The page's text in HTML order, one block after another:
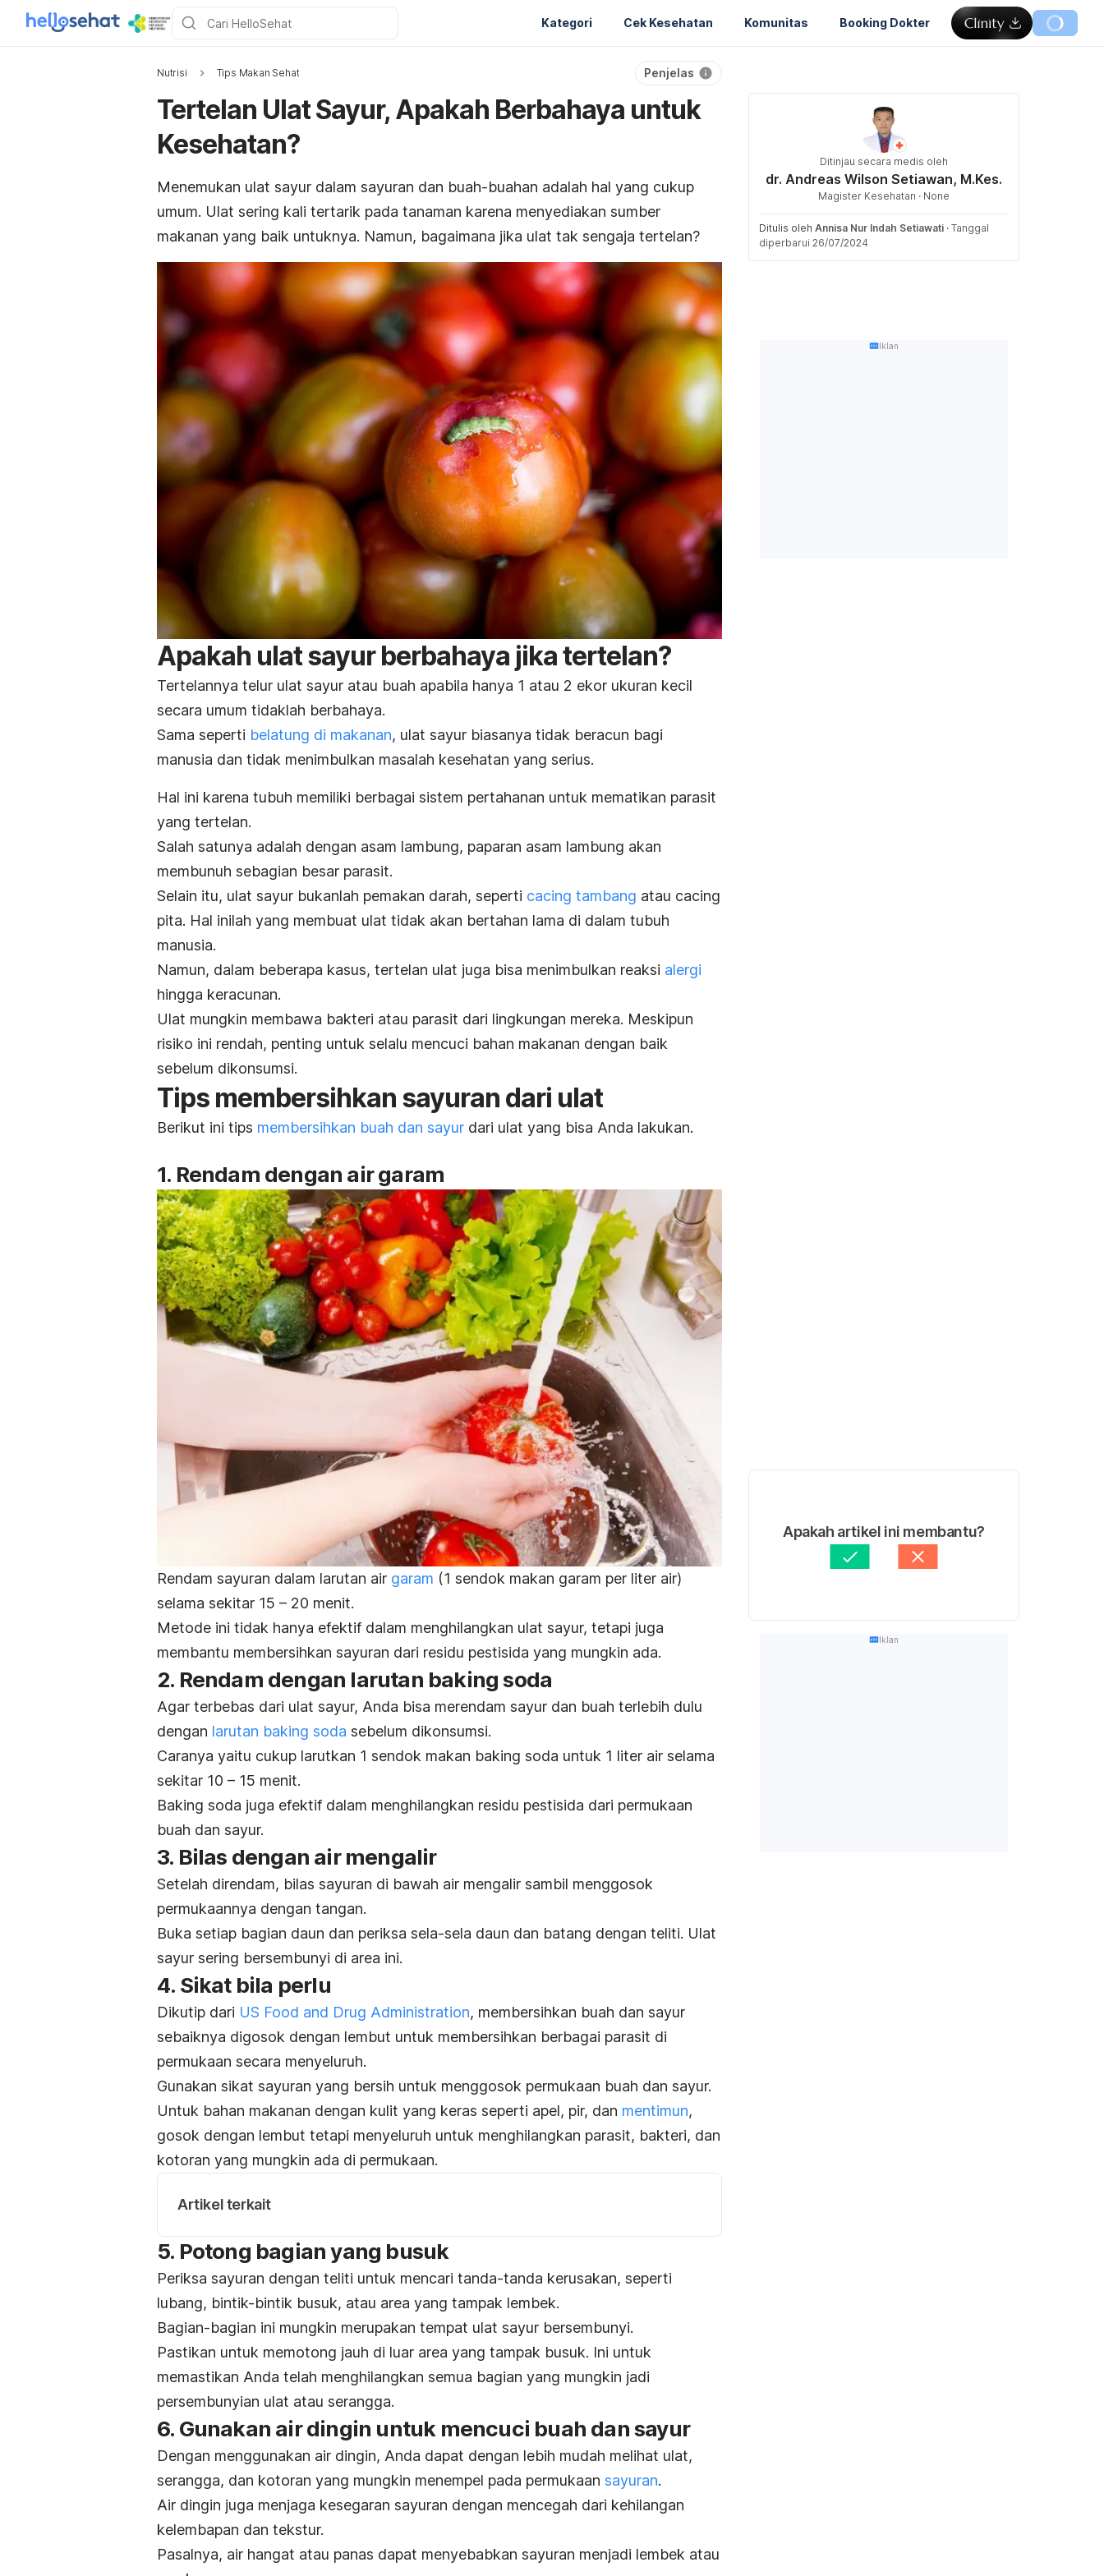
Kategori Cek Kesehatan Komunitas Booking Dokter
Nutrisi Tips Makan Sehat Penjelas
Tertelan Ulat Sayur, Apakah Berbahaya untuk
Kesehatan?
Menemukan ulat sayur dalam sayuran dan buah-buahan adalah hal yang cukup
umum. Ulat sering kali tertarik pada tanaman karena menyediakan sumber
makanan yang baik untuknya. Namun, bagaimana jika ulat tak sengaja tertelan?
Apakah ulat sayur berbahaya jika tertelan?
Tertelannya telur ulat sayur atau buah apabila hanya 1 atau 2 ekor ukuran kecil
secara umum tidaklah berbahaya.
Sama seperti belatung di makanan, ulat sayur biasanya tidak beracun bagi
manusia dan tidak menimbulkan masalah kesehatan yang serius.
Hal ini karena tubuh memiliki berbagai sistem pertahanan untuk mematikan parasit
yang tertelan.
Salah satunya adalah dengan asam lambung, paparan asam lambung akan
membunuh sebagian besar parasit.
Selain itu, ulat sayur bukanlah pemakan darah, seperti cacing tambang atau cacing
pita. Hal inilah yang membuat ulat tidak akan bertahan lama di dalam tubuh
manusia.
Namun, dalam beberapa kasus, tertelan ulat juga bisa menimbulkan reaksi alergi
hingga keracunan.
Ulat mungkin membawa bakteri atau parasit dari lingkungan mereka. Meskipun
risiko ini rendah, penting untuk selalu mencuci bahan makanan dengan baik
sebelum dikonsumsi.
Tips membersihkan sayuran dari ulat
Berikut ini tips membersihkan buah dan sayur dari ulat yang bisa Anda lakukan.
1. Rendam dengan air garam
Rendam sayuran dalam larutan air garam (1 sendok makan garam per liter air)
selama sekitar 15 – 20 menit.
Metode ini tidak hanya efektif dalam menghilangkan ulat sayur, tetapi juga
membantu membersihkan sayuran dari residu pestisida yang mungkin ada.
2. Rendam dengan larutan baking soda
Agar terbebas dari ulat sayur, Anda bisa merendam sayur dan buah terlebih dulu
dengan larutan baking soda sebelum dikonsumsi.
Caranya yaitu cukup larutkan 1 sendok makan baking soda untuk 1 liter air selama
sekitar 10 – 15 menit.
Baking soda juga efektif dalam menghilangkan residu pestisida dari permukaan
buah dan sayur.
3. Bilas dengan air mengalir
Setelah direndam, bilas sayuran di bawah air mengalir sambil menggosok
permukaannya dengan tangan.
Buka setiap bagian daun dan periksa sela-sela daun dan batang dengan teliti. Ulat
sayur sering bersembunyi di area ini.
4. Sikat bila perlu
Dikutip dari US Food and Drug Administration, membersihkan buah dan sayur
sebaiknya digosok dengan lembut untuk membersihkan berbagai parasit di
permukaan secara menyeluruh.
Gunakan sikat sayuran yang bersih untuk menggosok permukaan buah dan sayur.
Untuk bahan makanan dengan kulit yang keras seperti apel, pir, dan mentimun,
gosok dengan lembut tetapi menyeluruh untuk menghilangkan parasit, bakteri, dan
kotoran yang mungkin ada di permukaan.
Artikel terkait
5. Potong bagian yang busuk
Periksa sayuran dengan teliti untuk mencari tanda-tanda kerusakan, seperti
lubang, bintik-bintik busuk, atau area yang tampak lembek.
Bagian-bagian ini mungkin merupakan tempat ulat sayur bersembunyi.
Pastikan untuk memotong jauh di luar area yang tampak busuk. Ini untuk
memastikan Anda telah menghilangkan semua bagian yang mungkin jadi
persembunyian ulat atau serangga.
6. Gunakan air dingin untuk mencuci buah dan sayur
Dengan menggunakan air dingin, Anda dapat dengan lebih mudah melihat ulat,
serangga, dan kotoran yang mungkin menempel pada permukaan sayuran.
Air dingin juga menjaga kesegaran sayuran dengan mencegah dari kehilangan
kelembapan dan tekstur.
Pasalnya, air hangat atau panas dapat menyebabkan sayuran menjadi lembek atau
Ditinjau secara medis oleh
dr. Andreas Wilson Setiawan, M.Kes.
Magister Kesehatan · None
Ditulis oleh Annisa Nur Indah Setiawati · Tanggal
diperbarui 26/07/2024
Iklan
Apakah artikel ini membantu?
Iklan